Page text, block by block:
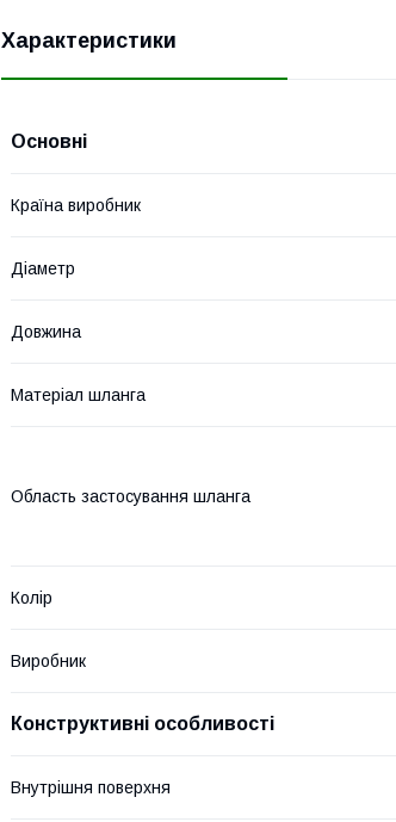
Характеристики
Основні
Країна виробник
Діаметр
Довжина
Матеріал шланга
Область застосування шланга
Колір
Виробник
Конструктивні особливості
Внутрішня поверхня